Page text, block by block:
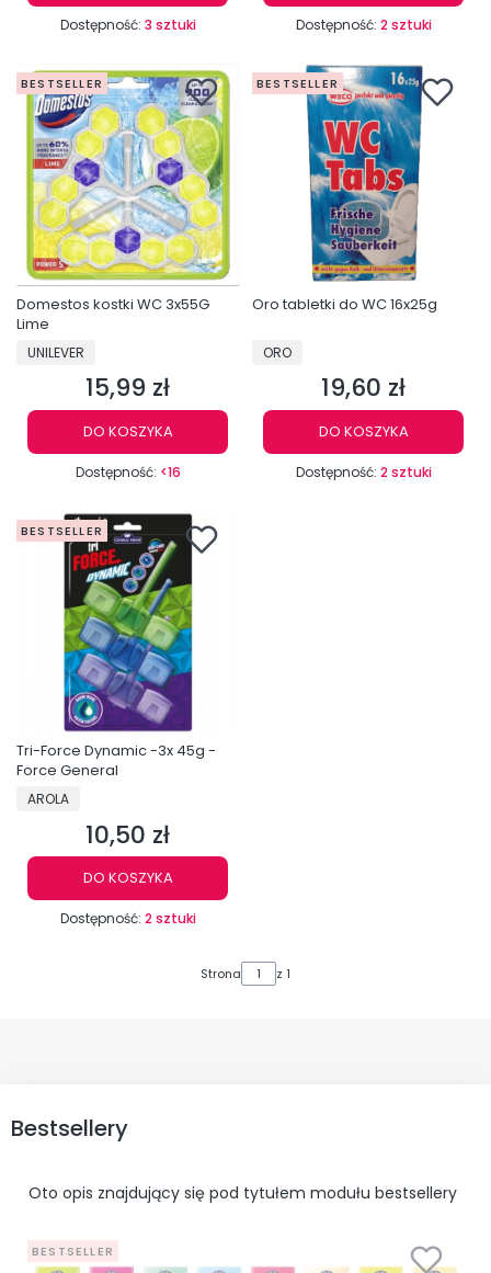
Dostępność: 3 sztuki Dostępność: 2 sztuki
BESTSELLER
Domestos kostki WC 3x55G
Lime
PRODUCENT
UNILEVER
Cena
15,99 zł
DO KOSZYKA
Dostępność: <16
BESTSELLER
Oro tabletki do WC 16x25g
PRODUCENT
ORO
Cena
19,60 zł
DO KOSZYKA
Dostępność: 2 sztuki
BESTSELLER
Tri-Force Dynamic -3x 45g -
Force General
PRODUCENT
AROLA
Cena
10,50 zł
DO KOSZYKA
Dostępność: 2 sztuki
Strona z 1
Bestsellery
Oto opis znajdujący się pod tytułem modułu bestsellery
BESTSELLER